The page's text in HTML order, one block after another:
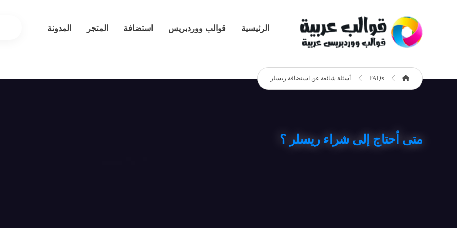
الرئيسية قوالب ووردبريس استضافة المتجر المدونة
FAQs أسئلة شائعة عن استضافة ريسلر
متى أحتاج إلى شراء ريسلر ؟